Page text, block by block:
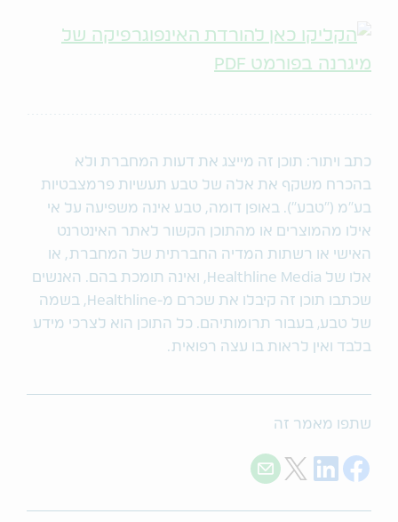
כתב ויתור: תוכן זה מייצג את דעות המחברת ולא
בהכרח משקף את אלה של טבע תעשיות פרמצבטיות
בע"מ ("טבע"). באופן דומה, טבע אינה משפיעה על אי
אילו מהמוצרים או מהתוכן הקשור לאתר האינטרנט
האישי או רשתות המדיה החברתית של המחברת, או
אלו של Healthline Media, ואינה תומכת בהם. האנשים
שכתבו תוכן זה קיבלו את שכרם מ-Healthline, בשמה
של טבע‚ בעבור תרומותיהם. כל התוכן הוא לצרכי מידע
בלבד ואין לראות בו עצה רפואית.
שתפו מאמר זה
Share on Facebook
Share on LinkedIn
Share on Twitter
Share with E-mail